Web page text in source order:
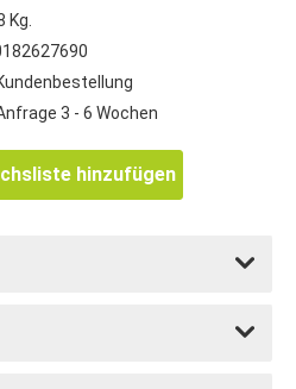
Kg.
3 - 6 Wochen
hinzufügen